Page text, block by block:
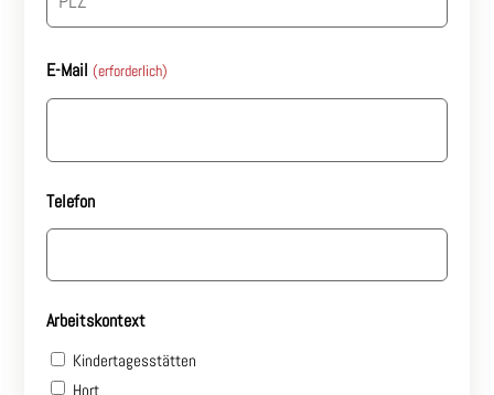
E-Mail (erforderlich)
Telefon
Arbeitskontext
Kindertagesstätten
Hort